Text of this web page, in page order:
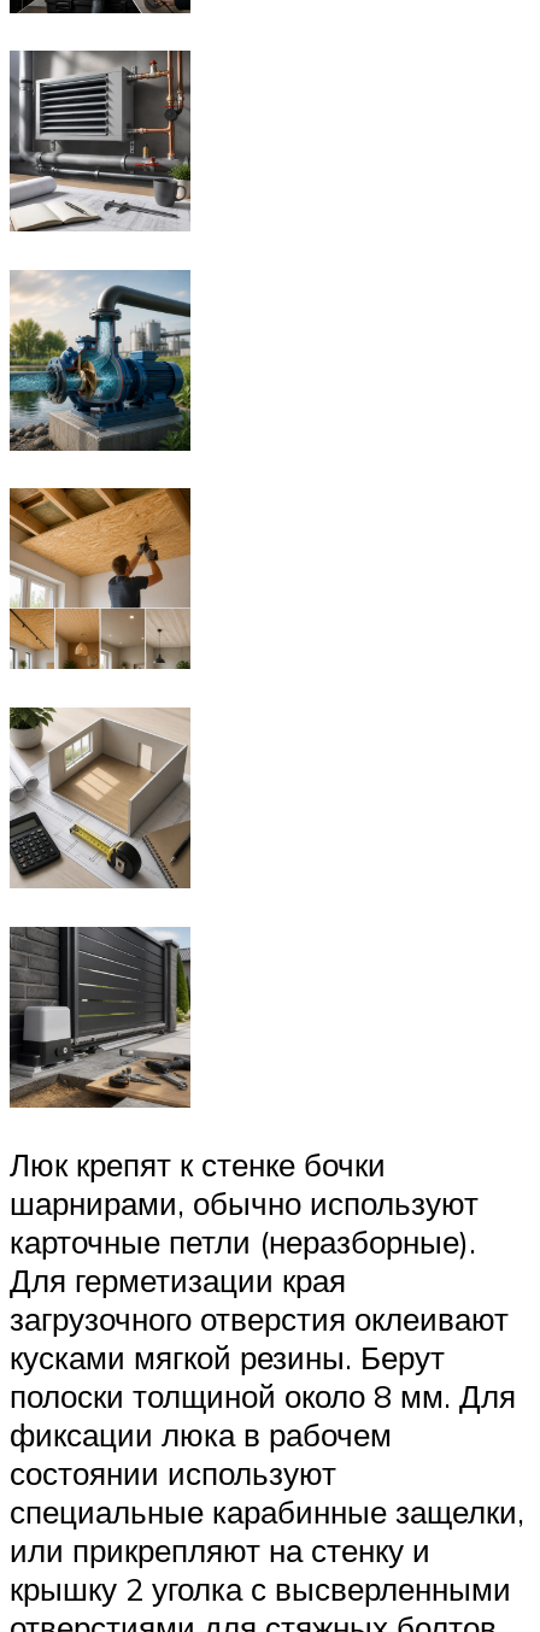
Люк крепят к стенке бочки
шарнирами, обычно используют
карточные петли (неразборные).
Для герметизации края
загрузочного отверстия оклеивают
кусками мягкой резины. Берут
полоски толщиной около 8 мм. Для
фиксации люка в рабочем
состоянии используют
специальные карабинные защелки,
или прикрепляют на стенку и
крышку 2 уголка с высверленными